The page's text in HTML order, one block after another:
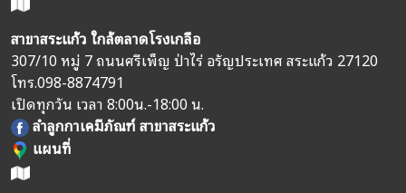
สาขาสระแก้ว ใกล้ตลาดโรงเกลือ
307/10 หมู่ 7 ถนนศรีเพ็ญ ป่าไร่ อรัญประเทศ สระแก้ว 27120
โทร.098-8874791
เปิดทุกวัน เวลา 8:00น.-18:00 น.
ลำลูกกาเคมีภัณฑ์ สาขาสระแก้ว
แผนที่